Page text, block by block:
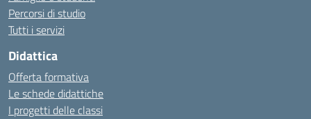
Percorsi di studio
Tutti i servizi
Didattica
Offerta formativa
Le schede didattiche
I progetti delle classi